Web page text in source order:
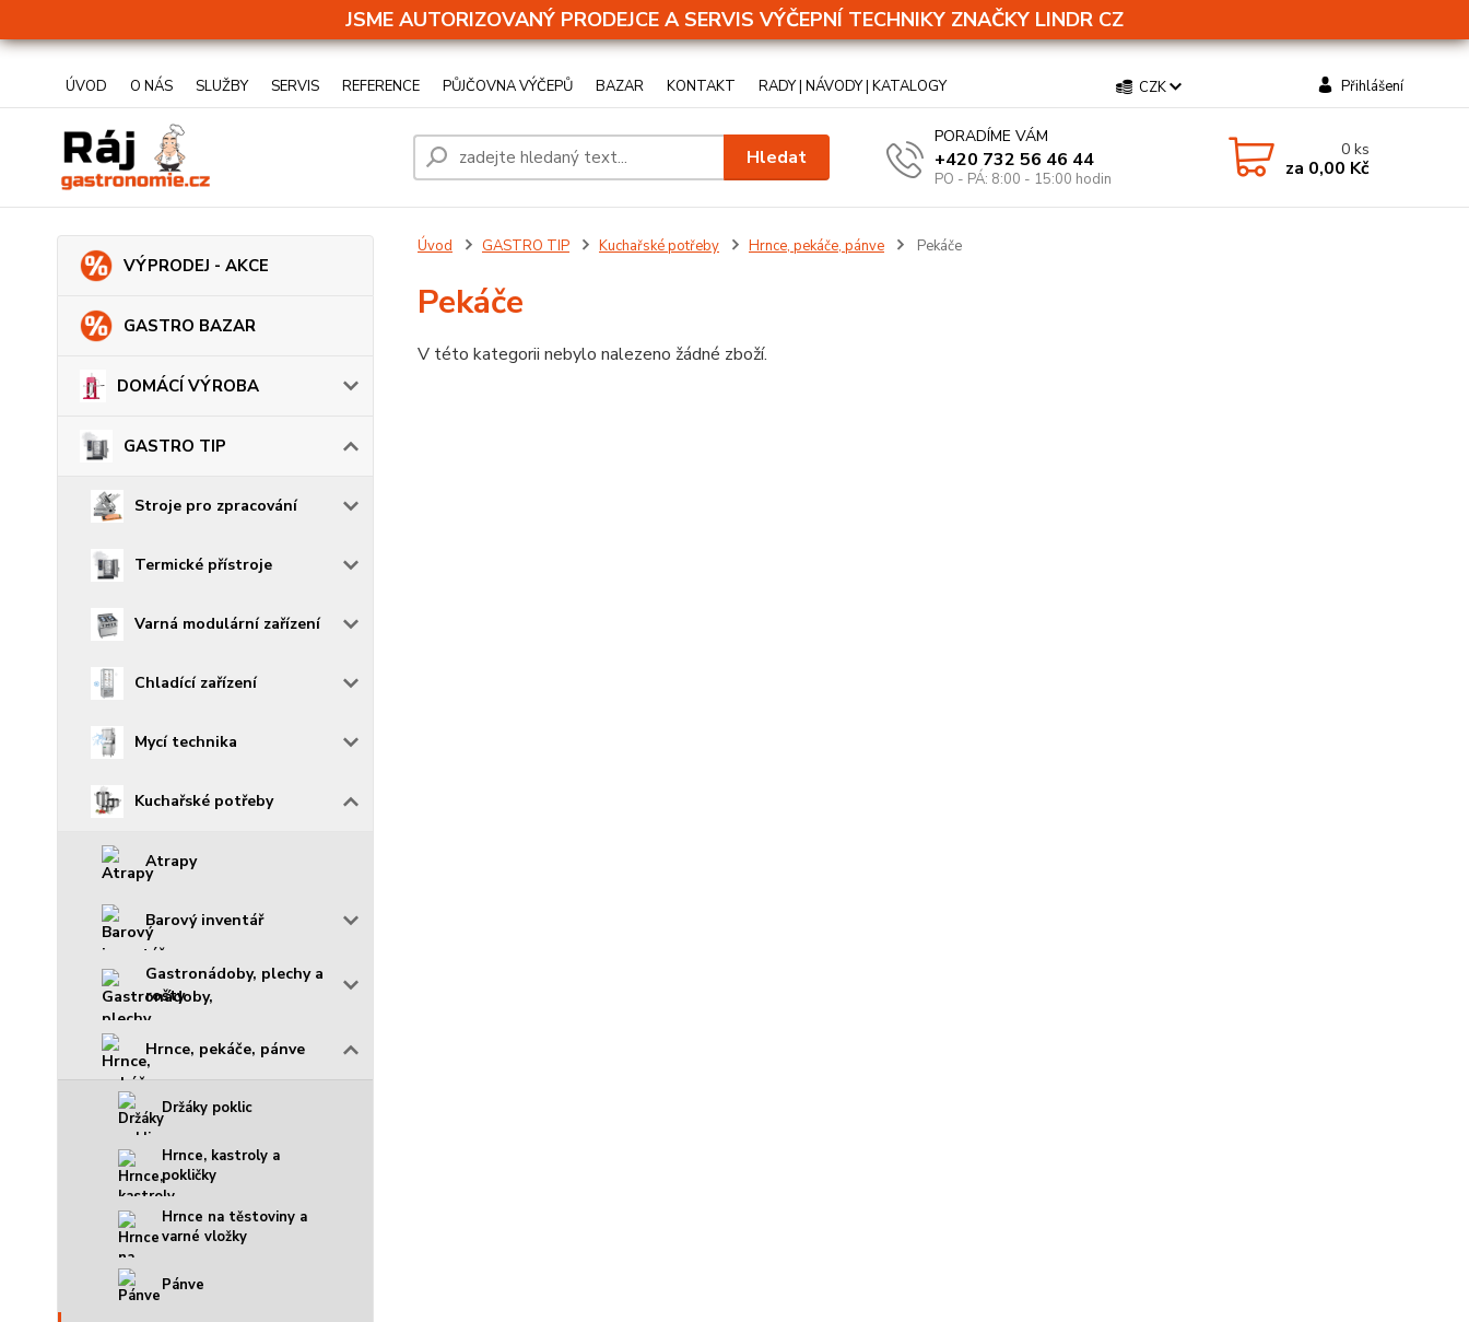
JSME AUTORIZOVANÝ PRODEJCE A SERVIS VÝČEPNÍ TECHNIKY ZNAČKY LINDR CZ
ÚVOD O NÁS SLUŽBY SERVIS REFERENCE PŮJČOVNA VÝČEPŮ BAZAR KONTAKT RADY | NÁVODY | KATALOGY CZK Přihlášení
Hledat
PORADÍME VÁM
+420 732 56 46 44
PO - PÁ: 8:00 - 15:00 hodin
0ks
za 0,00 Kč
VÝPRODEJ - AKCE
GASTRO BAZAR
DOMÁCÍ VÝROBA
GASTRO TIP
Stroje pro zpracování
Termické přístroje
Varná modulární zařízení
Chladící zařízení
Mycí technika
Kuchařské potřeby
Atrapy
Barový inventář
Gastronádoby, plechy a
rošty
Hrnce, pekáče, pánve
Držáky poklic
Hrnce, kastroly a
pokličky
Hrnce na těstoviny a
varné vložky
Pánve
Úvod GASTRO TIP Kuchařské potřeby Hrnce, pekáče, pánve Pekáče
Pekáče
V této kategorii nebylo nalezeno žádné zboží.